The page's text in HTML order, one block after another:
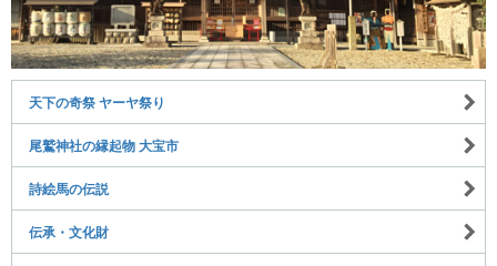
天下の奇祭 ヤーヤ祭り
尾鷲神社の縁起物 大宝市
詩絵馬の伝説
伝承・文化財